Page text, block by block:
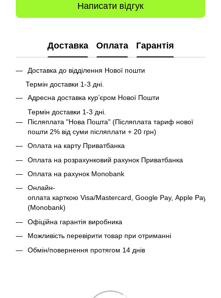
Написати відгук
Доставка Оплата Гарантія
Доставка до відділення Нової пошти
Термін доставки 1-3 дні.
Адресна доставка курʼєром Нової Пошти
Термін доставки 1-3 дні.
Післяплата "Нова Пошта" (Післяплата тариф нової
пошти 2% від суми післяплати + 20 грн)
Оплата на карту Приватбанка
Оплата на розрахунковий рахунок Приватбанка
Оплата на рахунок Monobank
Онлайн-
оплата карткою Visa/Mastercard, Google Pay, Apple Pay
(Monobank)
Офіційна гарантія виробника
Можливість перевірити товар при отриманні
Обмін/повернення протягом 14 днів